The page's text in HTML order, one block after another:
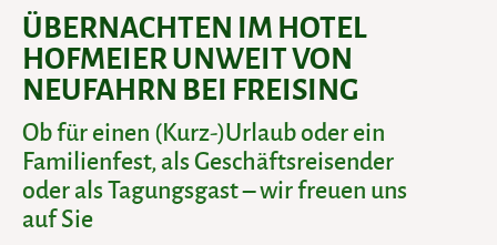
ÜBERNACHTEN IM HOTEL
HOFMEIER UNWEIT VON
NEUFAHRN BEI FREISING
Ob für einen (Kurz-)Urlaub oder ein
Familienfest, als Geschäftsreisender
oder als Tagungsgast – wir freuen uns
auf Sie